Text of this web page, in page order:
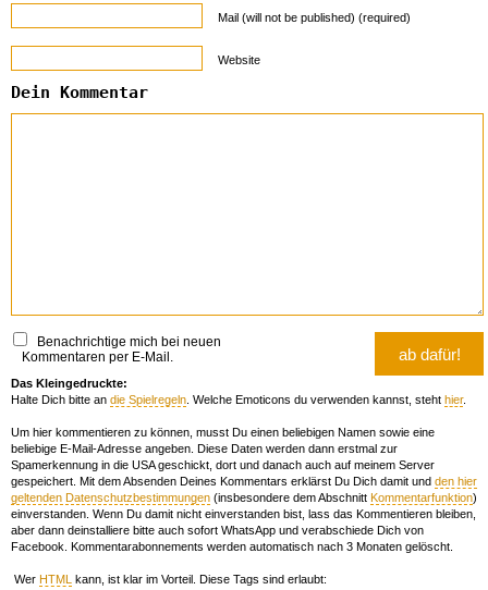
Mail (will not be published) (required)
Website
Dein Kommentar
Benachrichtige mich bei neuen
Kommentaren per E-Mail.
Das Kleingedruckte:
Halte Dich bitte an die Spielregeln . Welche Emoticons du verwenden kannst, steht hier.
Um hier kommentieren zu können, musst Du einen beliebigen Namen sowie eine
beliebige E-Mail-Adresse angeben. Diese Daten werden dann erstmal zur
Spamerkennung in die USA geschickt, dort und danach auch auf meinem Server
gespeichert. Mit dem Absenden Deines Kommentars erklärst Du Dich damit und den hier
geltenden Datenschutzbestimmungen (insbesondere dem Abschnitt Kommentarfunktion)
einverstanden. Wenn Du damit nicht einverstanden bist, lass das Kommentieren bleiben,
aber dann deinstalliere bitte auch sofort WhatsApp und verabschiede Dich von
Facebook. Kommentarabonnements werden automatisch nach 3 Monaten gelöscht.
Wer HTML kann, ist klar im Vorteil. Diese Tags sind erlaubt: